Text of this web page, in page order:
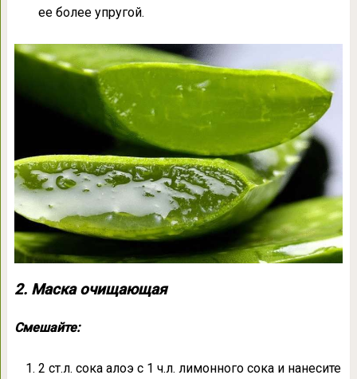
ее более упругой.
2. Маска очищающая
Смешайте:
2 ст.л. сока алоэ с 1 ч.л. лимонного сока и нанесите